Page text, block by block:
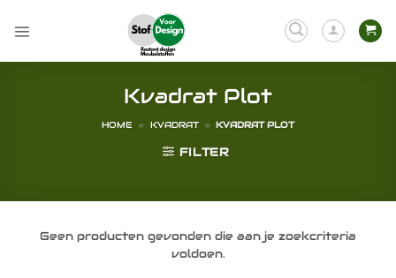
naar
Kvadrat Plot
HOME » KVADRAT » KVADRAT PLOT
FILTER
Geen producten gevonden die aan je zoekcriteria
voldoen.